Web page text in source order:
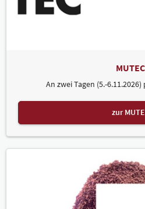
MUTEC
An zwei Tagen (5.-
zur